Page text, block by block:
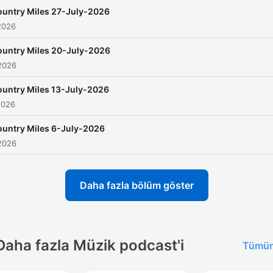
Miles 27-July-2026
Miles 20-July-2026
Miles 13-July-2026
Miles 6-July-2026
Daha fazla bölüm göster
fazla Müzik podcast'i